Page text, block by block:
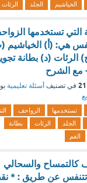
الخياشيم الجلد الرئات
التي تستخدمها
هي: (أ) الخياشيم
الرئات (د) بطانة
مع الشرح
في تصنيف أسئلة تعليمية
تستخدمها الزواحف
الجلد الرئات
بطانة
الفم
كالتمساح والسحالي
تتنفس عن طريق : *